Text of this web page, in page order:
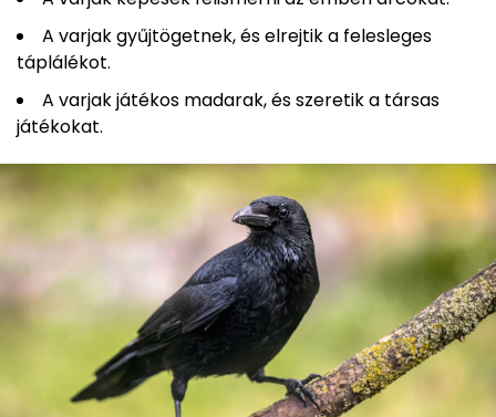
A varjak gyűjtögetnek, és elrejtik a felesleges
táplálékot.
A varjak játékos madarak, és szeretik a társas
játékokat.